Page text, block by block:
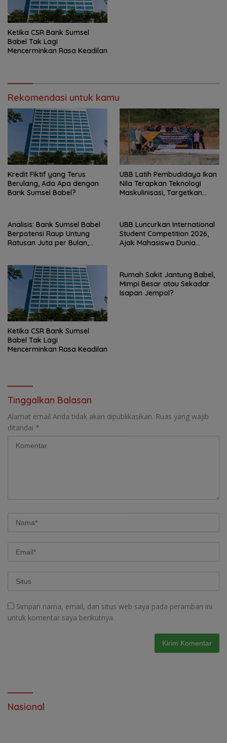
Ketika CSR Bank Sumsel
Babel Tak Lagi
Mencerminkan Rasa Keadilan
Rekomendasi untuk kamu
Kredit Fiktif yang Terus
Berulang, Ada Apa dengan
Bank Sumsel Babel?
UBB Latih Pembudidaya Ikan
Nila Terapkan Teknologi
Maskulinisasi, Targetkan
Analisis: Bank Sumsel Babel
Berpotensi Raup Untung
Ratusan Juta per Bulan,
M?
UBB Luncurkan International
Student Competition 2026,
Ajak Mahasiswa Dunia
Ketika CSR Bank Sumsel
Babel Tak Lagi
Mencerminkan Rasa Keadilan
Rumah Sakit Jantung Babel,
Mimpi Besar atau Sekadar
Isapan Jempol?
Tinggalkan Balasan
Alamat email Anda tidak akan dipublikasikan. Ruas yang wajib
ditandai *
Simpan nama, email, dan situs web saya pada peramban ini
untuk komentar saya berikutnya.
Nasional